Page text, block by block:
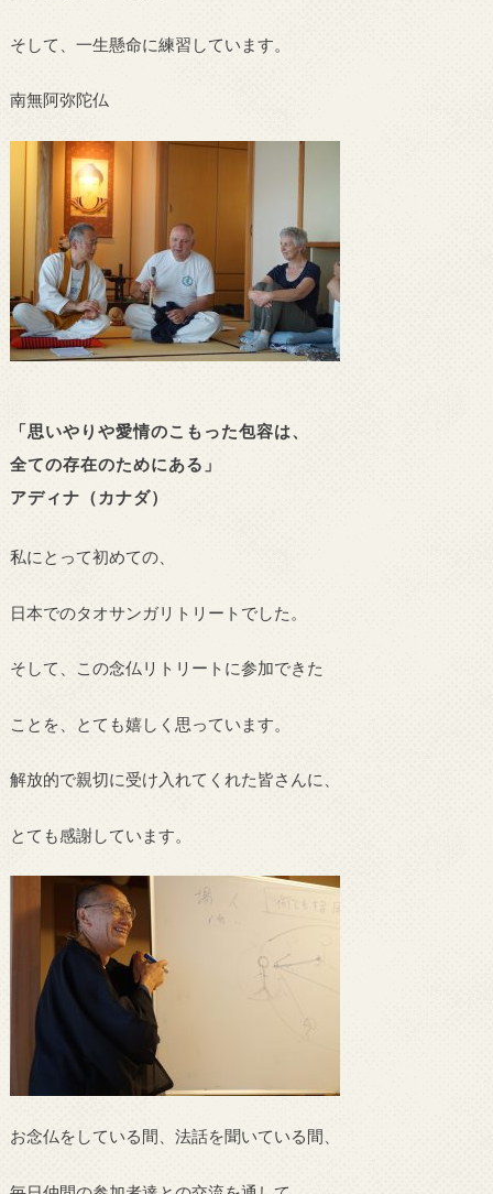
そして、一生懸命に練習しています。
南無阿弥陀仏
「思いやりや愛情のこもった包容は、
全ての存在のためにある」
アディナ（カナダ）
私にとって初めての、
日本でのタオサンガリトリートでした。
そして、この念仏リトリートに参加できた
ことを、とても嬉しく思っています。
解放的で親切に受け入れてくれた皆さんに、
とても感謝しています。
お念仏をしている間、法話を聞いている間、